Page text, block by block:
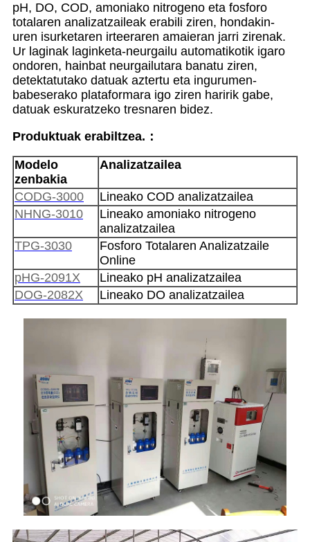
pH, DO, COD, amoniako nitrogeno eta fosforo
totalaren analizatzaileak erabili ziren, hondakin-
uren isurketaren irteeraren amaieran jarri zirenak.
Ur laginak laginketa-neurgailu automatikotik igaro
ondoren, hainbat neurgailutara banatu ziren,
detektatutako datuak aztertu eta ingurumen-
babeserako plataformara igo ziren haririk gabe,
datuak eskuratzeko tresnaren bidez.
Produktuak erabiltzea. ：
Modelo
zenbakia
Analizatzailea
CODG-3000
Lineako COD analizatzailea
NHNG-3010
Lineako amoniako nitrogeno
analizatzailea
TPG-3030
Fosforo Totalaren Analizatzaile
Online
pHG-2091X
Lineako pH analizatzailea
DOG-2082X
Lineako DO analizatzailea